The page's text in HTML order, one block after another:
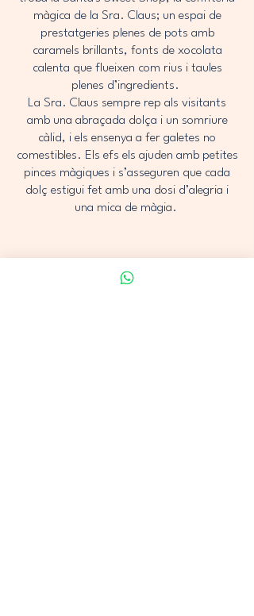
màgica de la Sra. Claus; un espai de
prestatgeries plenes de pots amb
caramels brillants, fonts de xocolata
calenta que flueixen com rius i taules
plenes d’ingredients.
La Sra. Claus sempre rep als visitants
amb una abraçada dolça i un somriure
càlid, i els ensenya a fer galetes no
comestibles. Els efs els ajuden amb petites
pinces màgiques i s’asseguren que cada
dolç estigui fet amb una dosi d’alegria i
una mica de màgia.